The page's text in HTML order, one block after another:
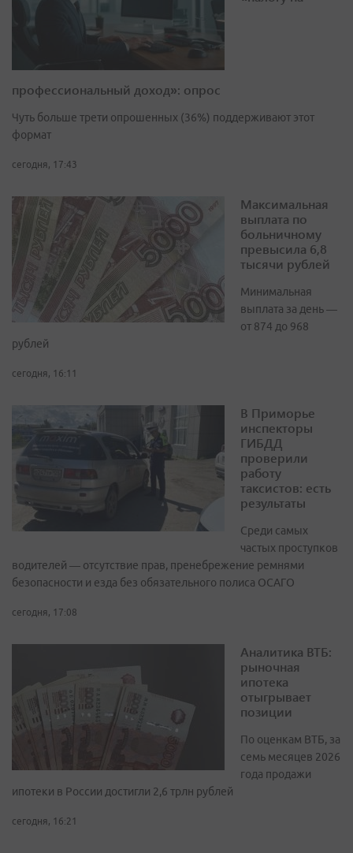
профессиональный доход»: опрос
Чуть больше трети опрошенных (36%) поддерживают этот
формат
сегодня, 17:43
Максимальная
выплата по
больничному
превысила 6,8
тысячи рублей
Минимальная
выплата за день —
от 874 до 968
рублей
сегодня, 16:11
В Приморье
инспекторы
ГИБДД
проверили
работу
таксистов: есть
результаты
Среди самых
частых проступков
водителей — отсутствие прав, пренебрежение ремнями
безопасности и езда без обязательного полиса ОСАГО
сегодня, 17:08
Аналитика ВТБ:
рыночная
ипотека
отыгрывает
позиции
По оценкам ВТБ, за
семь месяцев 2026
года продажи
ипотеки в России достигли 2,6 трлн рублей
сегодня, 16:21